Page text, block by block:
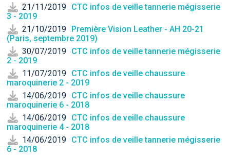
21/11/2019 CTC infos de veille tannerie mégisserie
3 - 2019
21/10/2019
Première Vision Leather - AH 20-21
(Paris, septembre 2019)
30/07/2019 CTC infos de veille tannerie mégisserie
2 - 2019
11/07/2019 CTC infos de veille chaussure
maroquinerie 2 - 2019
14/06/2019 CTC infos de veille chaussure
maroquinerie 6 - 2018
14/06/2019 CTC infos de veille chaussure
maroquinerie 4 - 2018
14/06/2019 CTC infos de veille tannerie mégisserie
6 - 2018